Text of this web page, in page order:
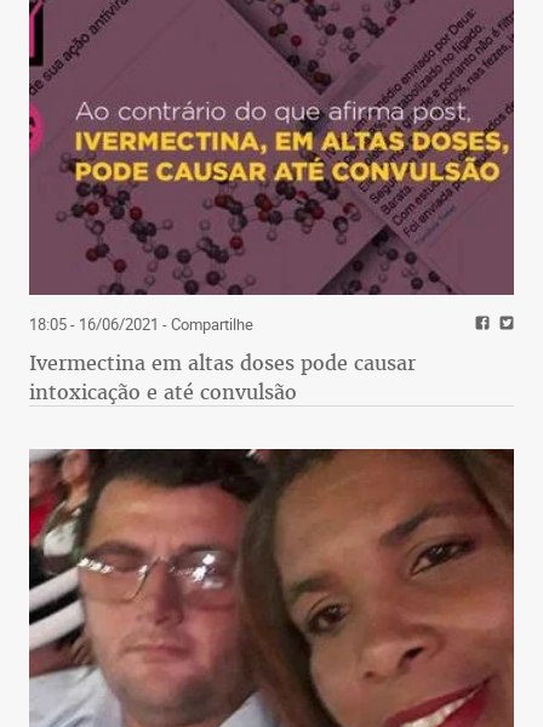
18:05 - 16/06/2021 - Compartilhe
Ivermectina em altas doses pode causar
intoxicação e até convulsão